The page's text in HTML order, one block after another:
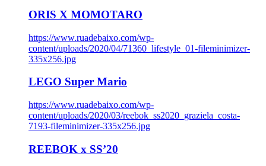
ORIS X MOMOTARO
https://www.ruadebaixo.com/wp-
content/uploads/2020/04/71360_lifestyle_01-fileminimizer-
335x256.jpg
LEGO Super Mario
https://www.ruadebaixo.com/wp-
content/uploads/2020/03/reebok_ss2020_graziela_costa-
7193-fileminimizer-335x256.jpg
REEBOK x SS’20